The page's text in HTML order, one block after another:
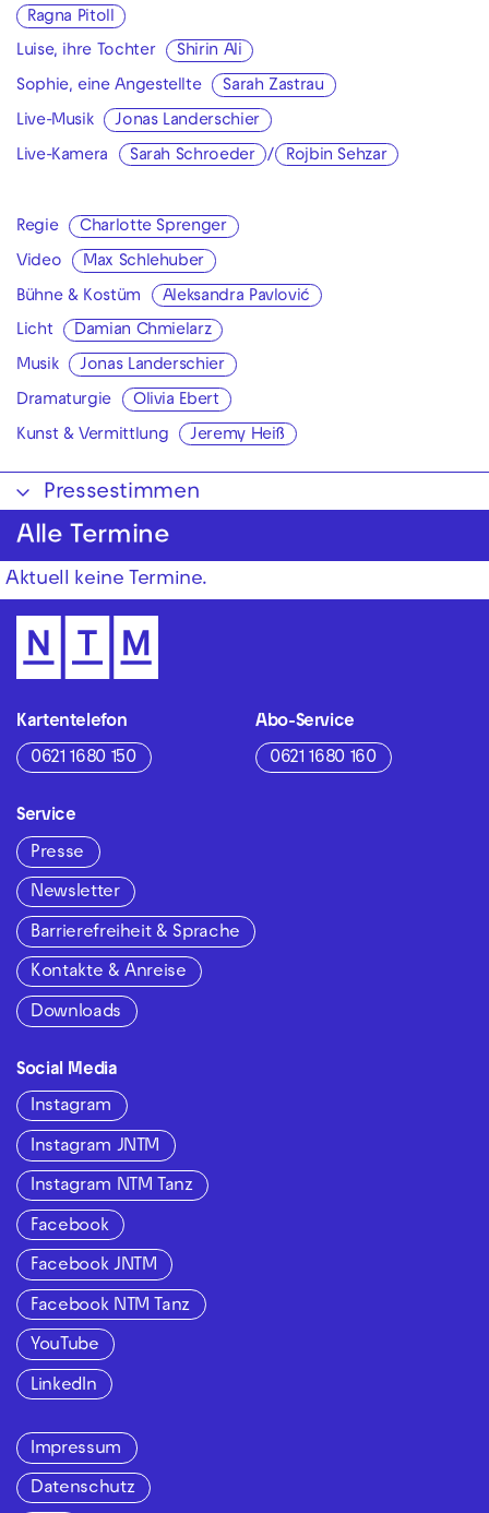
Ragna Pitoll
Luise, ihre Tochter Shirin Ali
Sophie, eine Angestellte Sarah Zastrau
Live-Musik Jonas Landerschier
Live-Kamera Sarah Schroeder / Rojbin Sehzar
Regie Charlotte Sprenger
Video Max Schlehuber
Bühne & Kostüm Aleksandra Pavlović
Licht Damian Chmielarz
Musik Jonas Landerschier
Dramaturgie Olivia Ebert
Kunst & Vermittlung Jeremy Heiß
Pressestimmen
Alle Termine
Aktuell keine Termine.
Kartentelefon
0621 1680 150
Abo-Service
0621 1680 160
Service
Presse
Newsletter
Barrierefreiheit & Sprache
Kontakte & Anreise
Downloads
Social Media
Instagram
Instagram JNTM
Instagram NTM Tanz
Facebook
Facebook JNTM
Facebook NTM Tanz
YouTube
LinkedIn
Impressum
Datenschutz